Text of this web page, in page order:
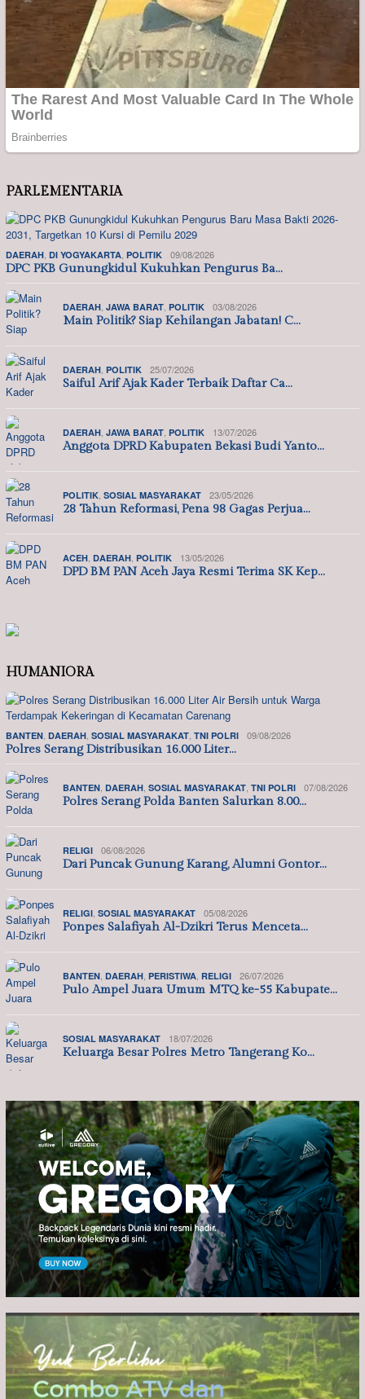
PARLEMENTARIA
DAERAH DI YOGYAKARTA POLITIK 09/08/2026
DPC PKB Gunungkidul Kukuhkan Pengurus Ba…
DAERAH JAWA BARAT POLITIK 03/08/2026
Main Politik? Siap Kehilangan Jabatan! C…
DAERAH POLITIK 25/07/2026
Saiful Arif Ajak Kader Terbaik Daftar Ca…
DAERAH JAWA BARAT POLITIK 13/07/2026
Anggota DPRD Kabupaten Bekasi Budi Yanto…
POLITIK SOSIAL MASYARAKAT 23/05/2026
28 Tahun Reformasi, Pena 98 Gagas Perjua…
ACEH DAERAH POLITIK 13/05/2026
DPD BM PAN Aceh Jaya Resmi Terima SK Kep…
HUMANIORA
BANTEN DAERAH SOSIAL MASYARAKAT TNI POLRI 09/08/2026
Polres Serang Distribusikan 16.000 Liter…
BANTEN DAERAH SOSIAL MASYARAKAT TNI POLRI 07/08/2026
Polres Serang Polda Banten Salurkan 8.00…
RELIGI 06/08/2026
Dari Puncak Gunung Karang, Alumni Gontor…
RELIGI SOSIAL MASYARAKAT 05/08/2026
Ponpes Salafiyah Al-Dzikri Terus Menceta…
BANTEN DAERAH PERISTIWA RELIGI 26/07/2026
Pulo Ampel Juara Umum MTQ ke-55 Kabupate…
SOSIAL MASYARAKAT 18/07/2026
Keluarga Besar Polres Metro Tangerang Ko…